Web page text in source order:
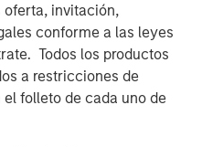
invitación,
conforme a las leyes
Todos los productos
a restricciones de
folleto de cada uno de
fosters collaboration,
and differentiated